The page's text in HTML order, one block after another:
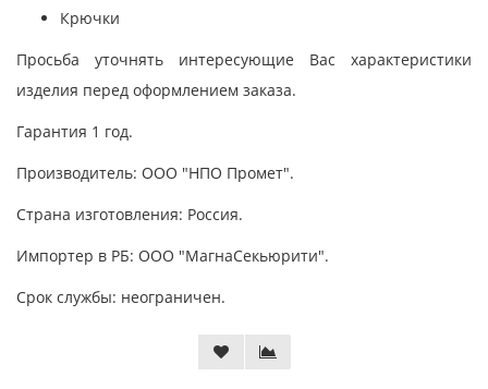
Крючки
Просьба уточнять интересующие Вас характеристики
изделия перед оформлением заказа.
Гарантия 1 год.
Производитель: ООО "НПО Промет".
Страна изготовления: Россия.
Импортер в РБ: ООО "МагнаСекьюрити".
Срок службы: неограничен.